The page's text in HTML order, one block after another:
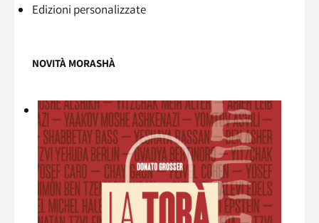
Edizioni personalizzate
NOVITÀ MORASHÀ